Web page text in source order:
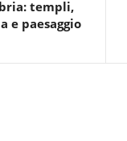
templi,
e paesaggio